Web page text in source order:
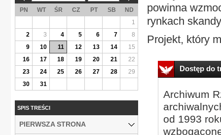
powinna
rynkach
Projekt, który
Dostęp do
Archiwum
od 1993
PN WT ŚR CZ PT SB
ND
1
2
3 4 5 6 7
8
9
10 11 12 13 14
15
16
17 18 19 20 21
22
23
24 25 26 27 28
29
30
31
SPIS TREŚCI
PIERWSZA STRONA